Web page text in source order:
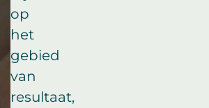
op
het
gebied
van
resultaat,